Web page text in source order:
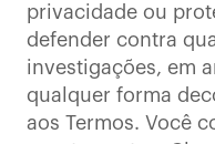
privacidade ou
defender contra
investigações, em
qualquer forma
aos Termos. Você